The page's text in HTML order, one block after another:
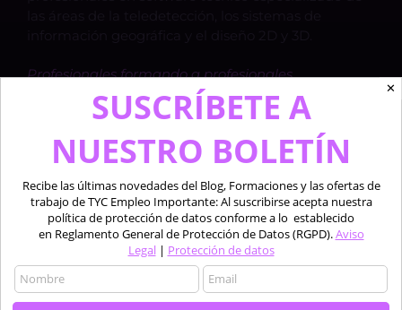
Profesionales formando a profesionales.
TYC GIS ESPAÑA – MADRID
✕
SUSCRÍBETE A
NUESTRO BOLETÍN
Recibe las últimas novedades del Blog, Formaciones y las ofertas de
trabajo de TYC Empleo Importante: Al suscribirse acepta nuestra
política de protección de datos conforme a lo establecido
en Reglamento General de Protección de Datos (RGPD).Aviso
Legal| Protección de datos